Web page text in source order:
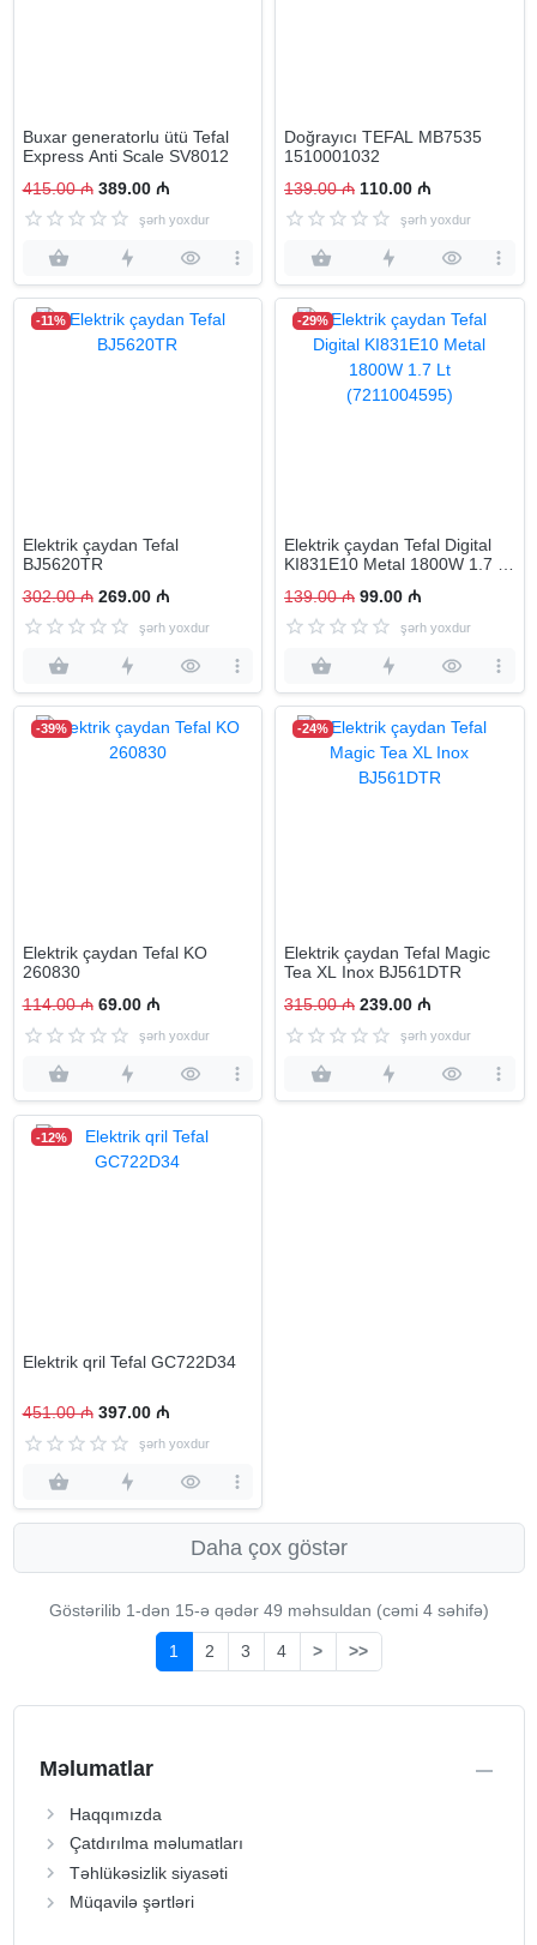
Buxar generatorlu ütü Tefal
Express Anti Scale SV8012
415.00 ₼ 389.00 ₼
şərh yoxdur
Doğrayıcı TEFAL MB7535
1510001032
139.00 ₼ 110.00 ₼
şərh yoxdur
-11%
Elektrik çaydan Tefal
BJ5620TR
302.00 ₼ 269.00 ₼
şərh yoxdur
-29%
Elektrik çaydan Tefal Digital
KI831E10 Metal 1800W 1.7 Lt
139.00 ₼ 99.00 ₼
şərh yoxdur
-39%
Elektrik çaydan Tefal KO
260830
114.00 ₼ 69.00 ₼
şərh yoxdur
-24%
Elektrik çaydan Tefal Magic
Tea XL Inox BJ561DTR
315.00 ₼ 239.00 ₼
şərh yoxdur
-12%
Elektrik qril Tefal GC722D34
451.00 ₼ 397.00 ₼
şərh yoxdur
Daha çox göstər
Göstərilib 1-dən 15-ə qədər 49 məhsuldan (cəmi 4 səhifə)
1 2 3 4 > >>
Məlumatlar
Haqqımızda
Çatdırılma məlumatları
Təhlükəsizlik siyasəti
Müqavilə şərtləri